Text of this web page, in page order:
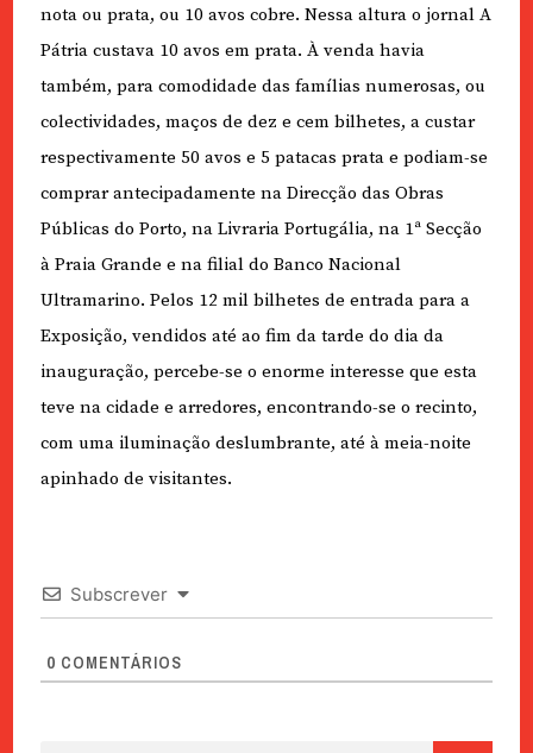
nota ou prata, ou 10 avos cobre. Nessa altura o jornal A
Pátria custava 10 avos em prata. À venda havia
também, para comodidade das famílias numerosas, ou
colectividades, maços de dez e cem bilhetes, a custar
respectivamente 50 avos e 5 patacas prata e podiam-se
comprar antecipadamente na Direcção das Obras
Públicas do Porto, na Livraria Portugália, na 1ªSecção
à Praia Grande e na filial do Banco Nacional
Ultramarino. Pelos 12 mil bilhetes de entrada para a
Exposição, vendidos até ao fim da tarde do dia da
inauguração, percebe-se o enorme interesse que esta
teve na cidade e arredores, encontrando-se o recinto,
com uma iluminação deslumbrante, até à meia-noite
apinhado de visitantes.
Subscrever
0 COMENTÁRIOS